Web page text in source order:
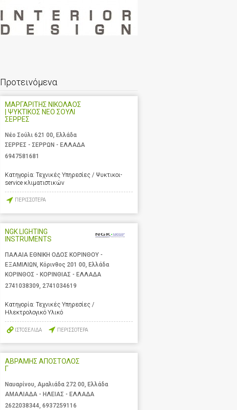
Προτεινόμενα
ΜΑΡΓΑΡΙΤΗΣ ΝΙΚΟΛΑΟΣ
| ΨΥΚΤΙΚΟΣ ΝΕΟ ΣΟΥΛΙ
ΣΕΡΡΕΣ
Νέο Σούλι 621 00, Ελλάδα
ΣΕΡΡΕΣ - ΣΕΡΡΩΝ - ΕΛΛΑΔΑ
6947581681
Κατηγορία: Τεχνικές Υπηρεσίες / Ψυκτικοι-
service κλιματιστικών
ΠΕΡΙΣΣΟΤΕΡΑ
NGK LIGHTING
INSTRUMENTS
ΠΑΛΑΙΑ ΕΘΝΙΚΗ ΟΔΟΣ ΚΟΡΙΝΘΟΥ -
ΕΞΑΜΙΛΙΩΝ, Κόρινθος 201 00, Ελλάδα
ΚΟΡΙΝΘΟΣ - ΚΟΡΙΝΘΙΑΣ - ΕΛΛΑΔΑ
2741038309, 2741034619
Κατηγορία: Τεχνικές Υπηρεσίες /
Ηλεκτρολογικό Υλικό
ΙΣΤΟΣΕΛΙΔΑ ΠΕΡΙΣΣΟΤΕΡΑ
ΑΒΡΑΜΗΣ ΑΠΟΣΤΟΛΟΣ
Γ
Ναυαρίνου, Αμαλιάδα 272 00, Ελλάδα
ΑΜΑΛΙΑΔΑ - ΗΛΕΙΑΣ - ΕΛΛΑΔΑ
2622038344, 6937259116